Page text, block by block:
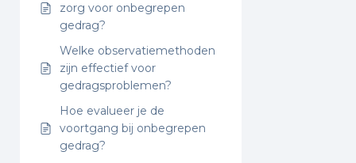
zorg voor onbegrepen
gedrag?
Welke observatiemethoden
zijn effectief voor
gedragsproblemen?
Hoe evalueer je de
voortgang bij onbegrepen
gedrag?